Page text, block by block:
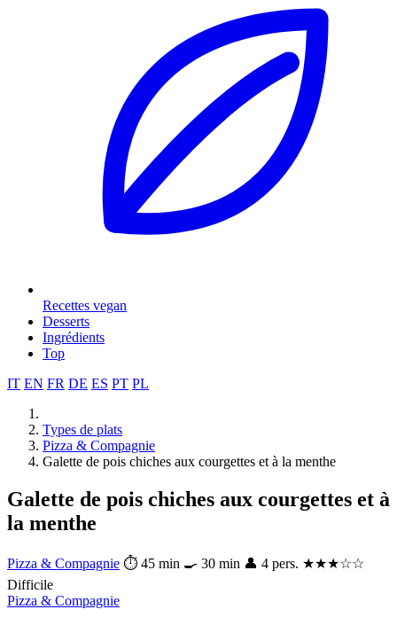
Recettes vegan
Desserts
Ingrédients
Top
IT EN FR DE ES PT PL
Types de plats
Pizza & Compagnie
Galette de pois chiches aux courgettes et à la menthe
Galette de pois chiches aux courgettes et à
la menthe
Pizza & Compagnie ⏱ 45 min 🍳 30 min 👤 4 pers. ★★★☆☆
Difficile
Pizza & Compagnie